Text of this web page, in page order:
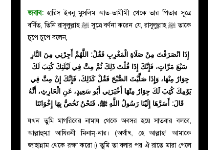
মজলিস
প্রশ্ন
জবাব: হারিস ইবনু মুসলিম আত-তামীমী থেকে তার পিতার সূত্রে
বর্ণিত, তিনি রাসূলুল্লাহﷺ সূত্রে বর্ণনা করেন যে, রাসূলুল্লাহﷺ তাকে
চুপে চুপে বলেন,
إِذَا انْصَرَفْتَ مِنْ صَلَاةِ الْمَغْرِبِ فَقُلْ: اللَّهُمَّ أَجِرْنِي مِنَ النَّارِ
سَبْعَ مَرَّاتٍ، فَإِنَّكَ إِذَا قُلْتَ ذَلِكَ ثُمَّ مِتَّ فِي لَيْلَتِكَ كُتِبَ لَكَ
جِوَارٌ مِنْهَا، وَإِذَا صَلَّيْتَ الصُّبْحَ فَقُلْ كَذَلِكَ، فَإِنَّكَ إِنْ مِتَّ فِي
يَوْمِكَ كُتِبَ لَكَ جِوَارٌ مِنْهَا أَخْبَرَنِي أَبُو سَعِيدٍ، عَنِ الْحَارِثِ، أَنَّهُ
قَالَ: أَسَرَّهَا إِلَيْنَا رَسُولُ اللَّهِﷺ، فَنَحْنُ نَخُصُّ بِهَا إِخْوَانَنَا
যখন তুমি মাগরিবের নামায থেকে অবসর হয়ে সাতবার বলবে,
আল্লাহুম্মা আযিরনী মিনান্-নার। (অর্থাৎ, হে আল্লাহ! আমাকে
জাহান্নাম থেকে রক্ষা করো।) তুমি তা বলার পর ঐ রাতে মারা গেলে